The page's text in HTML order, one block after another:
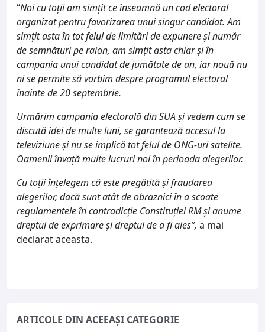
“Noi cu toții am simțit ce înseamnă un cod electoral
organizat pentru favorizarea unui singur candidat. Am
simțit asta în tot felul de limitări de expunere și număr
de semnături pe raion, am simțit asta chiar și în
campania unui candidat de jumătate de an, iar nouă nu
ni se permite să vorbim despre programul electoral
înainte de 20 septembrie.
Urmărim campania electorală din SUA și vedem cum se
discută idei de multe luni, se garantează accesul la
televiziune și nu se implică tot felul de ONG-uri satelite.
Oamenii învață multe lucruri noi în perioada alegerilor.
Cu toții înțelegem că este pregătită și fraudarea
alegerilor, dacă sunt atât de obraznici în a scoate
regulamentele în contradicție Constituției RM și anume
dreptul de exprimare și dreptul de a fiales”, a mai
declarat aceasta.
ARTICOLE DIN ACEEAȘI CATEGORIE